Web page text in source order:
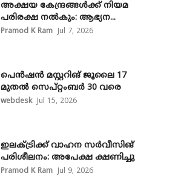
അക്ഷയ കേന്ദ്രങ്ങള്‍ക്ക് നിയമ
പരിരക്ഷ നൽകും: ആഭ്യന...
Pramod K Ram Jul 7, 2026
പെൻഷൻ മസ്റ്ററിങ് ജൂലൈ 17
മുതൽ സെപ്റ്റംബർ 30 വരെ
webdesk Jul 15, 2026
ഇലക്ട്രിക്ക് വാഹന സർവീസിങ്
പരിശീലനം: അപേക്ഷ ക്ഷണിച്ചു
Pramod K Ram Jul 9, 2026